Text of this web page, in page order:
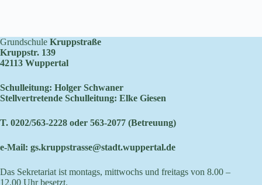
Grundschule Kruppstraße
Kruppstr. 139
42113 Wuppertal
Schulleitung: Holger Schwaner
Stellvertretende Schulleitung: Elke Giesen
T. 0202/563-2228 oder 563-2077 (Betreuung)
e-Mail: gs.kruppstrasse@stadt.wuppertal.de
Das Sekretariat ist montags, mittwochs und freitags von 8.00 –
12.00 Uhr besetzt.